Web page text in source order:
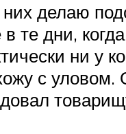
делаю
в те дни,
ни у
с уловом.